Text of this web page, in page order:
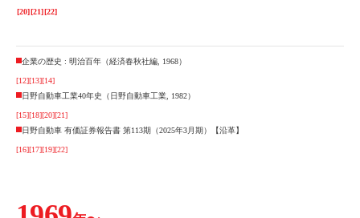
[20] [21] [22]
企業の歴史 : 明治百年（経済春秋社編, 1968）
[12][13][14]
日野自動車工業40年史（日野自動車工業, 1982）
[15][18][20][21]
日野自動車 有価証券報告書 第113期（2025年3月期）【沿革】
[16][17][19][22]